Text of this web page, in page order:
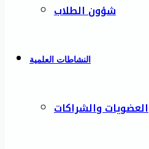
شؤون الطلاب
النشاطات العلمية
العضويات والشراكات